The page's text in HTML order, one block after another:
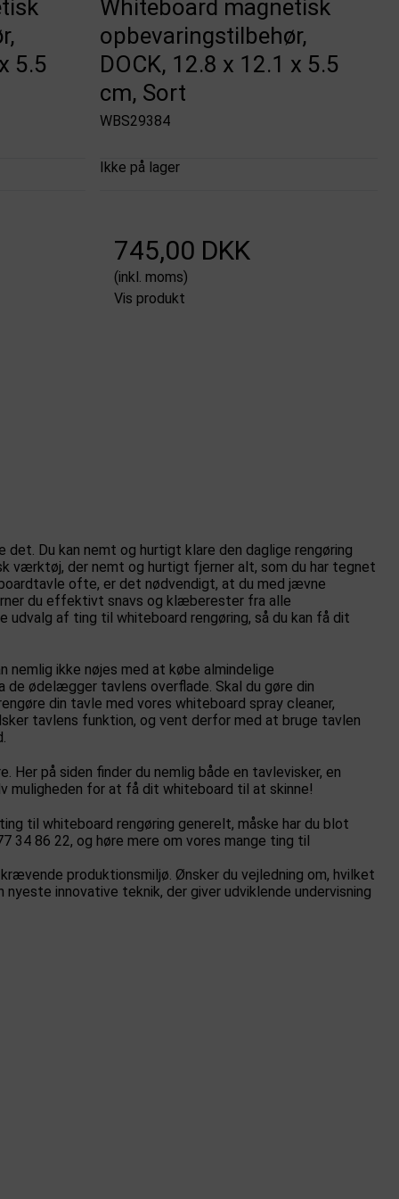
5.5
Whiteboard magnetisk
opbevaringstilbehør,
DOCK, 12.8 x 12.1 x 5.5
cm, Sort
WBS29384
Ikke på lager
745,00 DKK
(inkl. moms)
Vis produkt
Du kan nemt og hurtigt klare den daglige rengøring
værktøj, der nemt og hurtigt fjerner alt, som du har tegnet
ofte, er det nødvendigt, at du med jævne
du effektivt snavs og klæberester fra alle
af ting til whiteboard rengøring, så du kan få dit
ikke nøjes med at købe almindelige
de ødelægger tavlens overflade. Skal du gøre din
din tavle med vores whiteboard spray cleaner,
tavlens funktion, og vent derfor med at bruge tavlen
Her på siden finder du nemlig både en tavlevisker, en
muligheden for at få dit whiteboard til at skinne!
til whiteboard rengøring generelt, måske har du blot
34 86 22, og høre mere om vores mange ting til
produktionsmiljø. Ønsker du vejledning om, hvilket
innovative teknik, der giver udviklende undervisning